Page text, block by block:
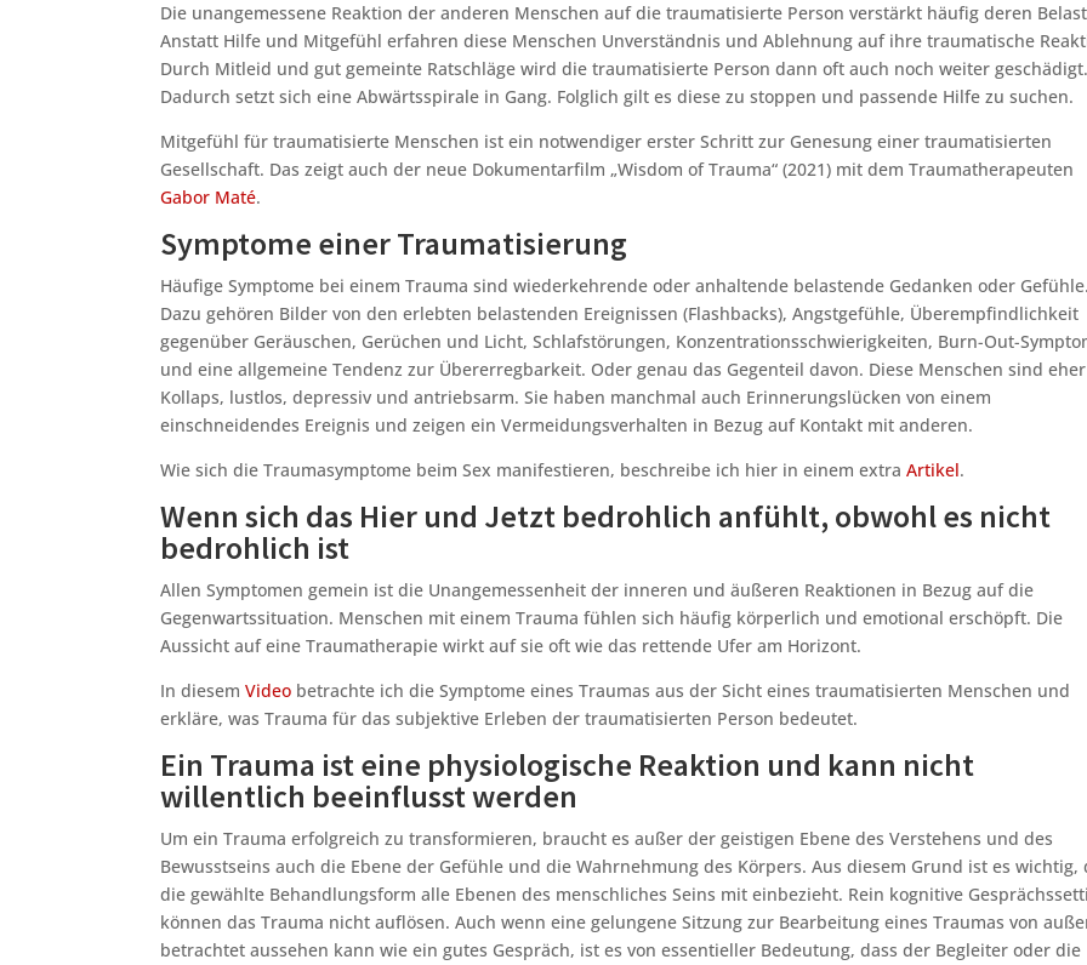
Die unangemessene Reaktion der anderen Menschen auf die traumatisierte Person verstärkt häufig deren
Anstatt Hilfe und Mitgefühl erfahren diese Menschen Unverständnis und Ablehnung auf ihre traumatische
Durch Mitleid und gut gemeinte Ratschläge wird die traumatisierte Person dann oft auch noch weiter geschädigt.
Dadurch setzt sich eine Abwärtsspirale in Gang. Folglich gilt es diese zu stoppen und passende Hilfe zu suchen.
Mitgefühl für traumatisierte Menschen ist ein notwendiger erster Schritt zur Genesung einer traumatisierten
Gesellschaft. Das zeigt auch der neue Dokumentarfilm „Wisdom of Trauma“ (2021) mit dem Traumatherapeuten
Gabor Maté.
Symptome einer Traumatisierung
Häufige Symptome bei einem Trauma sind wiederkehrende oder anhaltende belastende Gedanken oder Gefühle.
Dazu gehören Bilder von den erlebten belastenden Ereignissen (Flashbacks), Angstgefühle, Überempfindlichkeit
gegenüber Geräuschen, Gerüchen und Licht, Schlafstörungen, Konzentrationsschwierigkeiten, Burn-Out-
und eine allgemeine Tendenz zur Übererregbarkeit. Oder genau das Gegenteil davon. Diese Menschen sind
Kollaps, lustlos, depressiv und antriebsarm. Sie haben manchmal auch Erinnerungslücken von einem
einschneidendes Ereignis und zeigen ein Vermeidungsverhalten in Bezug auf Kontakt mit anderen.
Wie sich die Traumasymptome beim Sex manifestieren, beschreibe ich hier in einem extra Artikel.
Wenn sich das Hier und Jetzt bedrohlich anfühlt, obwohl es nicht
bedrohlich ist
Allen Symptomen gemein ist die Unangemessenheit der inneren und äußeren Reaktionen in Bezug auf die
Gegenwartssituation. Menschen mit einem Trauma fühlen sich häufig körperlich und emotional erschöpft. Die
Aussicht auf eine Traumatherapie wirkt auf sie oft wie das rettende Ufer am Horizont.
In diesem Video betrachte ich die Symptome eines Traumas aus der Sicht eines traumatisierten Menschen und
erkläre, was Trauma für das subjektive Erleben der traumatisierten Person bedeutet.
Ein Trauma ist eine physiologische Reaktion und kann nicht
willentlich beeinflusst werden
Um ein Trauma erfolgreich zu transformieren, braucht es außer der geistigen Ebene des Verstehens und des
Bewusstseins auch die Ebene der Gefühle und die Wahrnehmung des Körpers. Aus diesem Grund ist es wichtig,
die gewählte Behandlungsform alle Ebenen des menschliches Seins mit einbezieht. Rein kognitive
können das Trauma nicht auflösen. Auch wenn eine gelungene Sitzung zur Bearbeitung eines Traumas von
betrachtet aussehen kann wie ein gutes Gespräch, ist es von essentieller Bedeutung, dass der Begleiter oder die